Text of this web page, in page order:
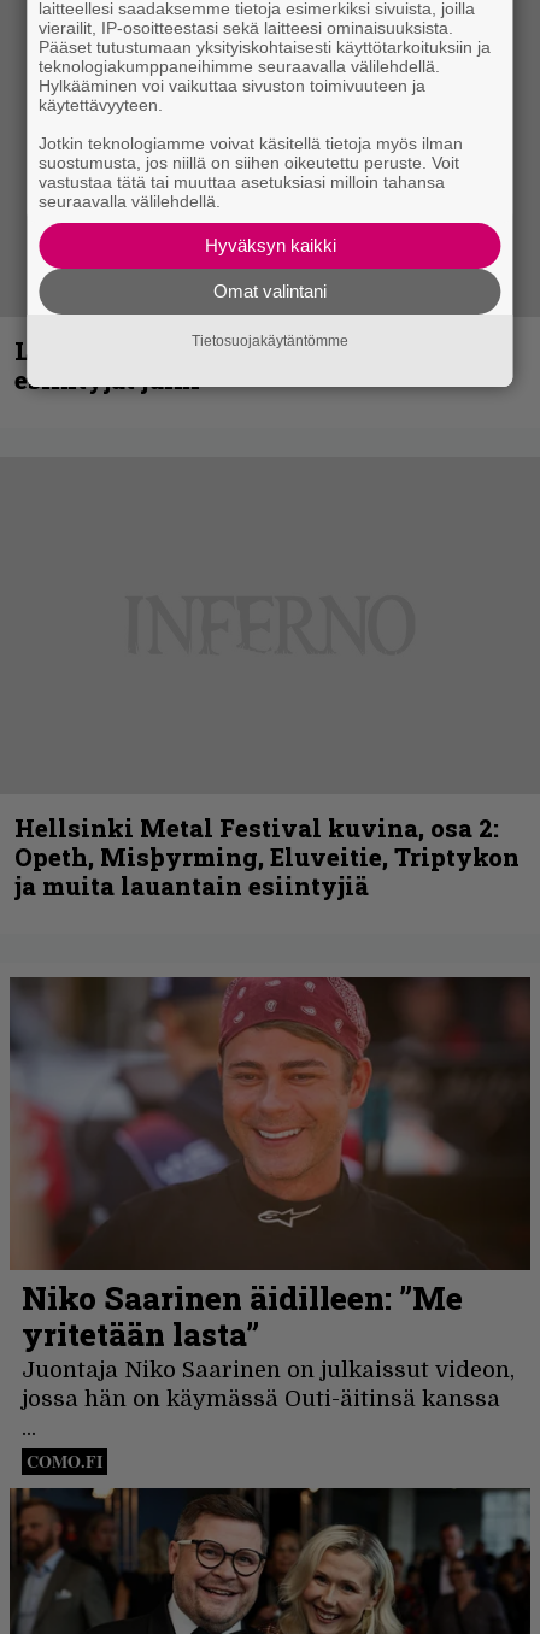
Loppuvuoden Hellsinki Metal Cruisen
esiintyjät julki
Hellsinki Metal Festival kuvina, osa 2:
Opeth, Misþyrming, Eluveitie, Triptykon
ja muita lauantain esiintyjiä
laitteellesi saadaksemme tietoja esimerkiksi sivuista, joilla
vierailit, IP-osoitteestasi sekä laitteesi ominaisuuksista.
Pääset tutustumaan yksityiskohtaisesti käyttötarkoituksiin ja
teknologiakumppaneihimme seuraavalla välilehdellä.
Hylkääminen voi vaikuttaa sivuston toimivuuteen ja
käytettävyyteen.
Jotkin teknologiamme voivat käsitellä tietoja myös ilman
suostumusta, jos niillä on siihen oikeutettu peruste. Voit
vastustaa tätä tai muuttaa asetuksiasi milloin tahansa
seuraavalla välilehdellä.
Hyväksyn kaikki
Omat valintani
Tietosuojakäytäntömme